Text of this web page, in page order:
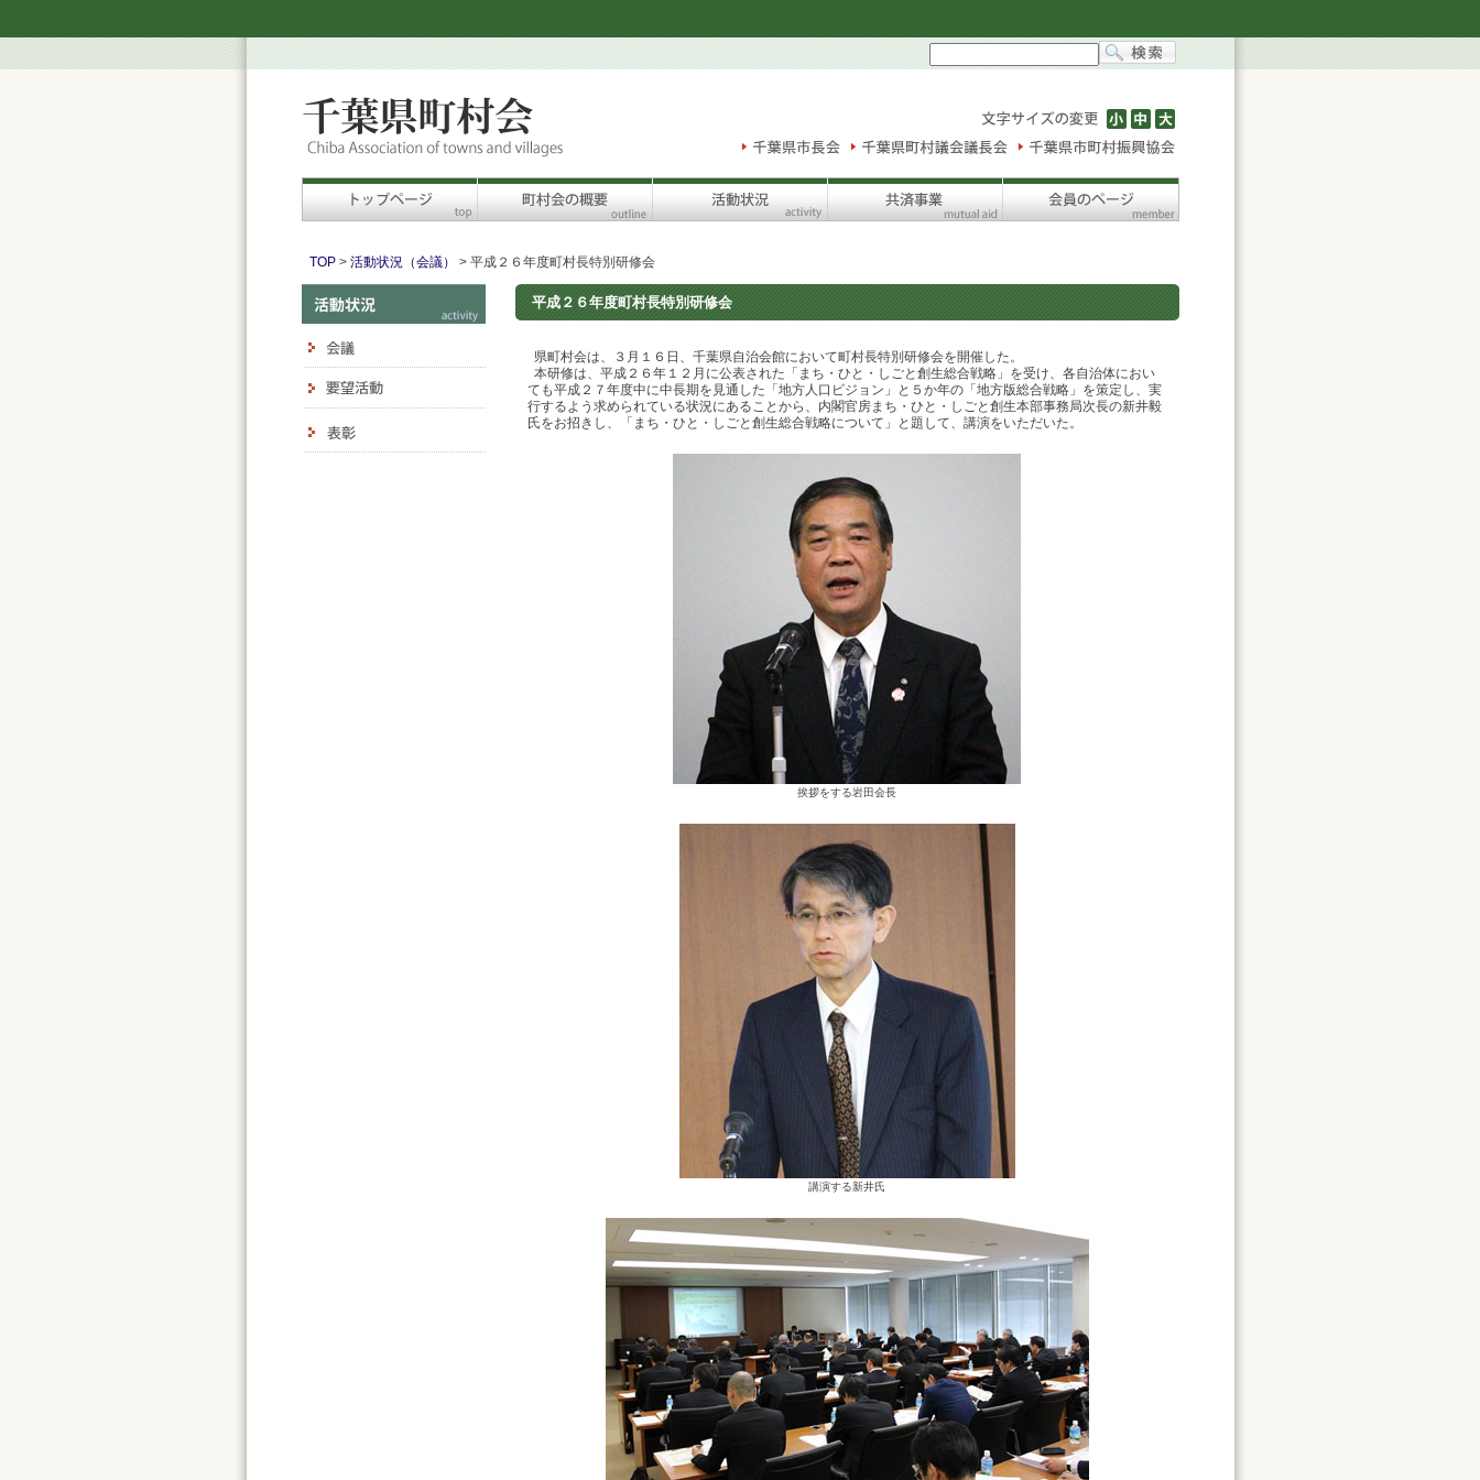
TOP> 活動状況（会議） > 平成２６年度町村長特別研修会
平成２６年度町村長特別研修会
県町村会は、３月１６日、千葉県自治会館において町村長特別研修会を開催した。
本研修は、平成２６年１２月に公表された「まち・ひと・しごと創生総合戦略」を受け、各自治体におい
ても平成２７年度中に中長期を見通した「地方人口ビジョン」と５か年の「地方版総合戦略」を策定し、実
行するよう求められている状況にあることから、内閣官房まち・ひと・しごと創生本部事務局次長の新井毅
氏をお招きし、「まち・ひと・しごと創生総合戦略について」と題して、講演をいただいた。
挨拶をする岩田会長
講演する新井氏